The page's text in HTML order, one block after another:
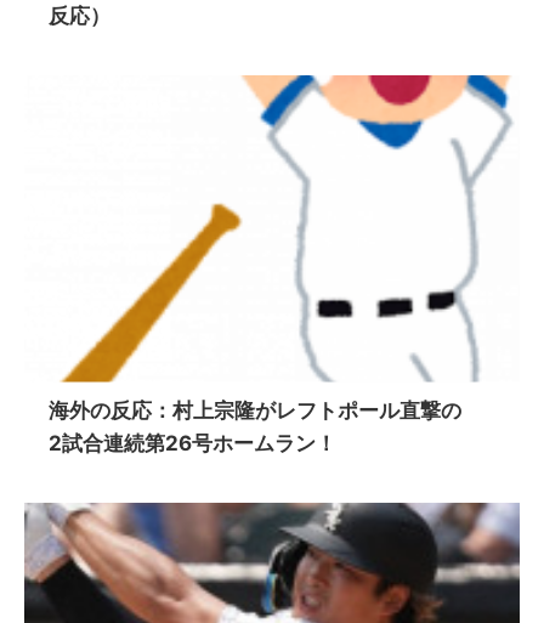
反応）
海外の反応：村上宗隆がレフトポール直撃の
2試合連続第26号ホームラン！